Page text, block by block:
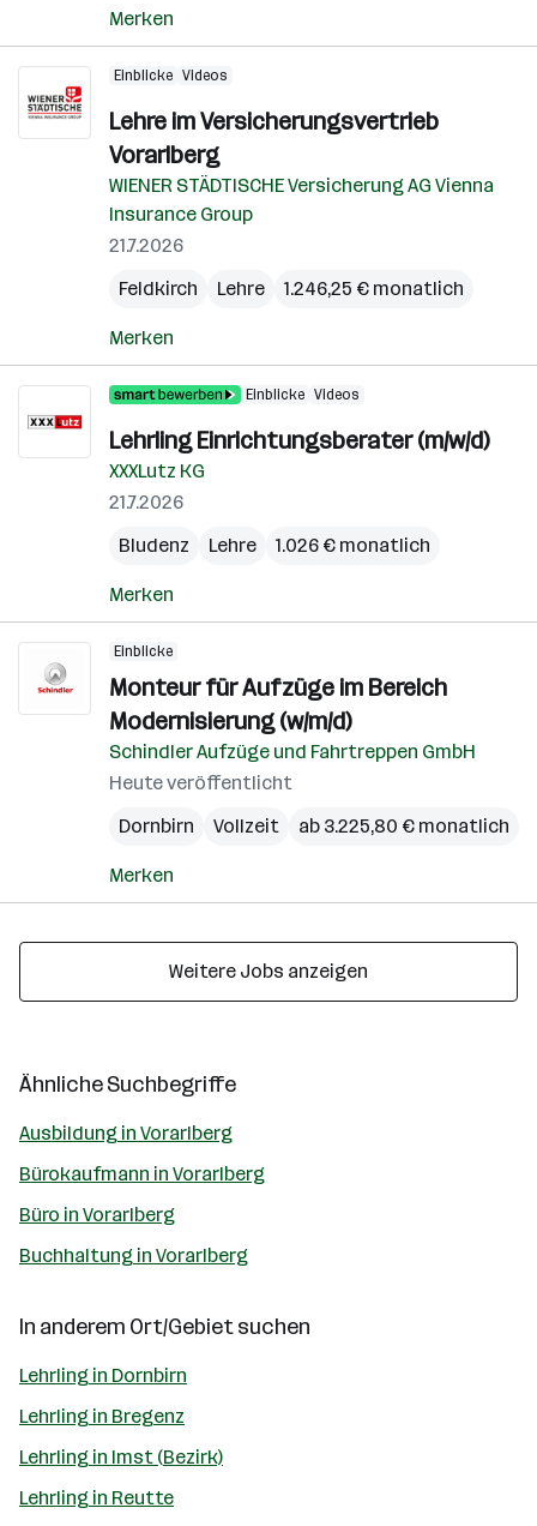
Merken
Einblicke Videos
Lehre im Versicherungsvertrieb
Vorarlberg
WIENER STÄDTISCHE Versicherung AG Vienna
Insurance Group
21.7.2026
Feldkirch
Lehre 1.246,25 € monatlich
Merken
Einblicke Videos
Lehrling Einrichtungsberater (m/w/d)
XXXLutz KG
21.7.2026
Bludenz
Lehre 1.026 € monatlich
Merken
Einblicke
Monteur für Aufzüge im Bereich
Modernisierung (w/m/d)
Schindler Aufzüge und Fahrtreppen GmbH
Heute veröffentlicht
Dornbirn
Vollzeit ab 3.225,80 € monatlich
Merken
Weitere Jobs anzeigen
Ähnliche Suchbegriffe
Ausbildung in Vorarlberg
Bürokaufmann in Vorarlberg
Büro in Vorarlberg
Buchhaltung in Vorarlberg
In anderem Ort/Gebiet suchen
Lehrling in Dornbirn
Lehrling in Bregenz
Lehrling in Imst (Bezirk)
Lehrling in Reutte